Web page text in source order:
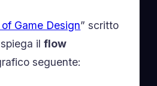
Game Design” scritto
spiega ilflow
seguente: